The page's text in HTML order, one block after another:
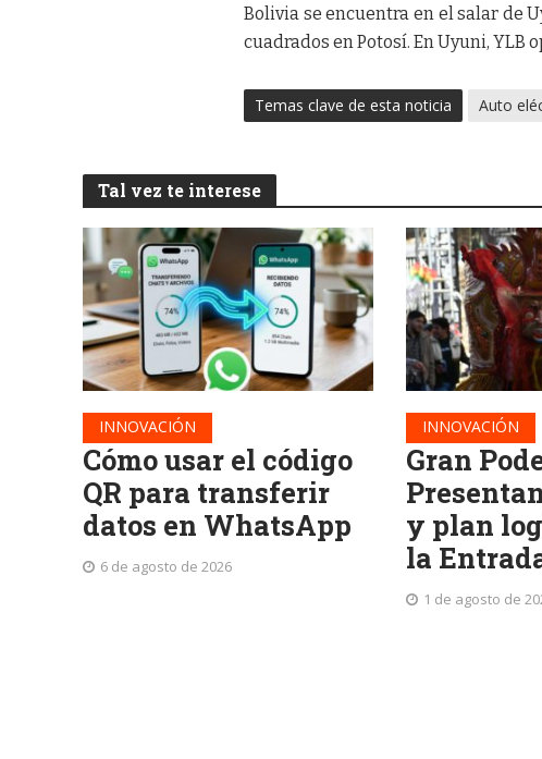
Bolivia se encuentra en el salar de
cuadrados en Potosí. En Uyuni,
Temas clave de esta noticia Auto
Tal vez te interese
INNOVACIÓN
Cómo usar el código
QR para transferir
datos en WhatsApp
6 de agosto de 2026
INNOVACIÓN
Gran
y plan
la
1 de agosto de